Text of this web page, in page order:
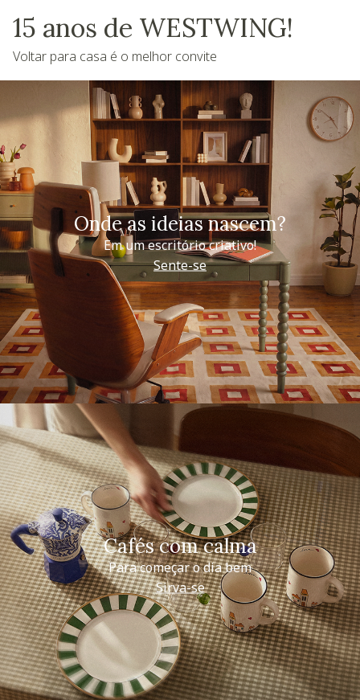
15 anos de WESTWING!
Voltar para casa é o melhor convite
Onde as ideias nascem?
Em um escritório criativo!
Sente-se
Cafés com calma
Para começar o dia bem
Sirva-se